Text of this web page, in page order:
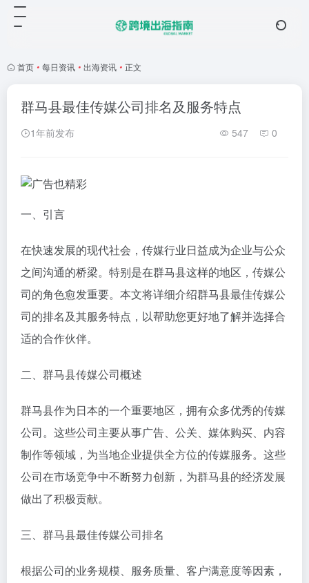
首页 • 每日资讯 • 出海资讯 • 正文
群马县最佳传媒公司排名及服务特点
1年前发布 547 0
一、引言
在快速发展的现代社会，传媒行业日益成为企业与公众
之间沟通的桥梁。特别是在群马县这样的地区，传媒公
司的角色愈发重要。本文将详细介绍群马县最佳传媒公
司的排名及其服务特点，以帮助您更好地了解并选择合
适的合作伙伴。
二、群马县传媒公司概述
群马县作为日本的一个重要地区，拥有众多优秀的传媒
公司。这些公司主要从事广告、公关、媒体购买、内容
制作等领域，为当地企业提供全方位的传媒服务。这些
公司在市场竞争中不断努力创新，为群马县的经济发展
做出了积极贡献。
三、群马县最佳传媒公司排名
根据公司的业务规模、服务质量、客户满意度等因素，